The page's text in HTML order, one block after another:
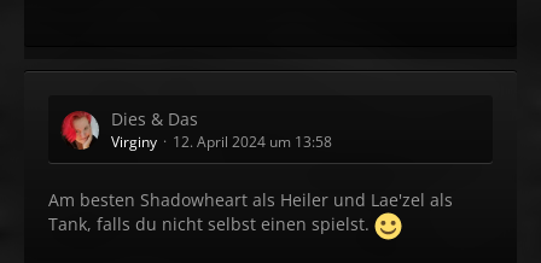
Dies & Das
Virginy 12. April 2024 um 13:58
Am besten Shadowheart als Heiler und Lae'zel als
Tank, falls du nicht selbst einen spielst.